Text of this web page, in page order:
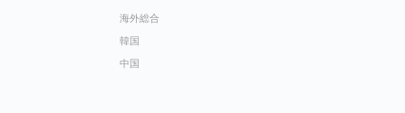
海外総合
韓国
中国